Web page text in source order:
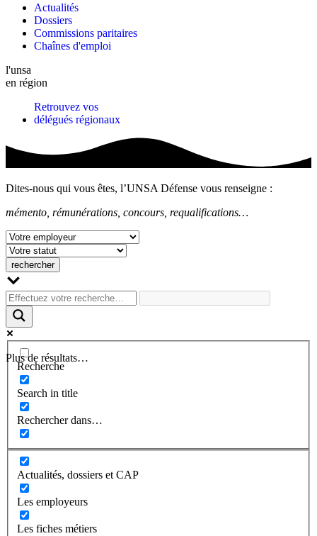
Actualités
Dossiers
Commissions paritaires
Chaînes d'emploi
l'unsa
en région
Retrouvez vos
délégués régionaux
Dites-nous qui vous êtes, l’UNSA Défense vous renseigne :
mémento, rémunérations, concours, requalifications…
Plus de résultats…
Recherche
Search in title
Rechercher dans…
Actualités, dossiers et CAP
Les employeurs
Les fiches métiers